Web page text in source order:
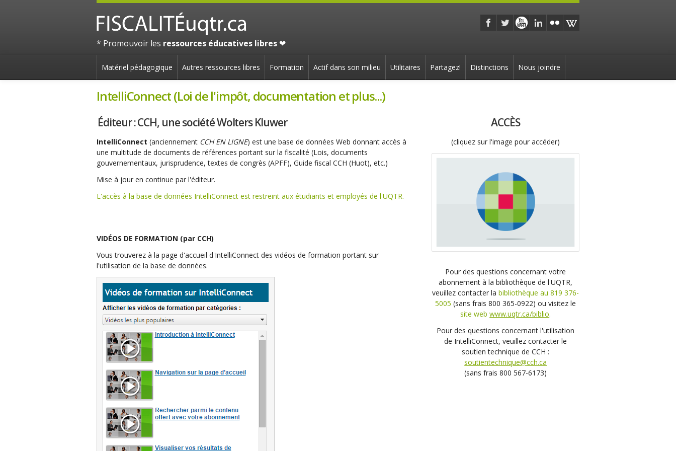
* Promouvoir les ressources éducatives libres ❤
Matériel pédagogique Autres ressources libres Formation Actif dans son milieu Utilitaires Partagez! Distinctions Nous joindre
IntelliConnect (Loi de l'impôt, documentation et plus...)
Éditeur : CCH, une société Wolters Kluwer
IntelliConnect (anciennement CCH EN LIGNE) est une base de données Web donnant accès à
une multitude de documents de références portant sur la fiscalité (Lois, documents
gouvernementaux, jurisprudence, textes de congrès (APFF), Guide fiscal CCH (Huot), etc.)
Mise à jour en continue par l'éditeur.
L'accès à la base de données IntelliConnect est restreint aux étudiants et employés de l'UQTR.
VIDÉOS DE FORMATION (par CCH)
Vous trouverez à la page d'accueil d'IntelliConnect des vidéos de formation portant sur
l'utilisation de la base de données.
ACCÈS
(cliquez sur l'image pour accéder)
Pour des questions concernant votre
abonnement à la bibliothèque de l'UQTR,
veuillez contacter labibliothèque au 819 376-
5005 (sans frais 800 365-0922) ou visitez le
site webwww.uqtr.ca/biblio.
Pour des questions concernant l'utilisation
de IntelliConnect, veuillez contacter le
soutien technique de CCH :
soutientechnique@cch.ca
(sans frais 800 567-6173)